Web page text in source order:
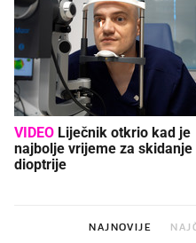
VIDEO
najbolje vrijeme za skidanje
dioptrije
NAJNOVIJE